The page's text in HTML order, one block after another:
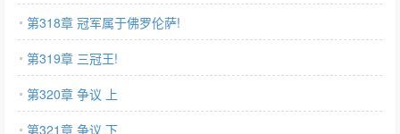
第318章 冠军属于佛罗伦萨!
第319章 三冠王!
第320章 争议 上
第321章 争议 下